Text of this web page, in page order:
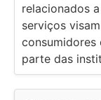
relacionados
serviços
parte das